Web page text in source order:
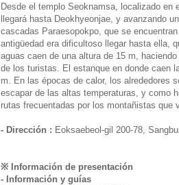
Desde el templo Seoknamsa, localizado
llegará hasta Deokhyeonjae, y avanzando
cascadas Paraesopokpo, que se
antigüedad era dificultoso llegar hasta ella,
aguas caen de una altura de 15 m,
de los turistas. El estanque en donde caen
m. En las épocas de calor, los alrededores
escapar de las altas temperaturas, y como
rutas frecuentadas por los montañistas que
- Dirección : Eoksaebeol-gil 200-78,
※ Información de presentación
- Información y guías